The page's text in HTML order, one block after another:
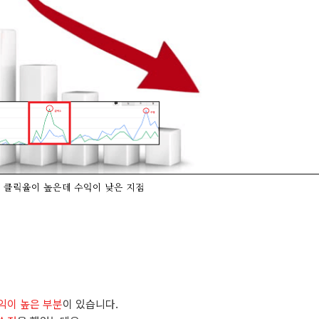
클릭율이 높은데 수익이 낮은 지점
이 높은 부분이 있습니다.